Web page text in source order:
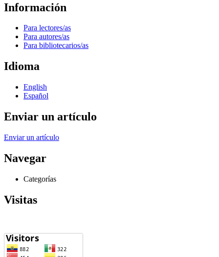
Información
Para lectores/as
Para autores/as
Para bibliotecarios/as
Idioma
English
Español
Enviar un artículo
Enviar un artículo
Navegar
Categorías
Visitas